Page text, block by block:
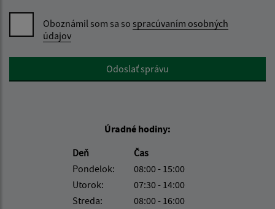
Oboznámil som sa so spracúvaním osobných
údajov
Google reCaptcha ResponseOdoslať správu
Úradné hodiny:
Deň
Čas
Pondelok:
08:00 - 15:00
Utorok:
07:30 - 14:00
Streda:
08:00 - 16:00